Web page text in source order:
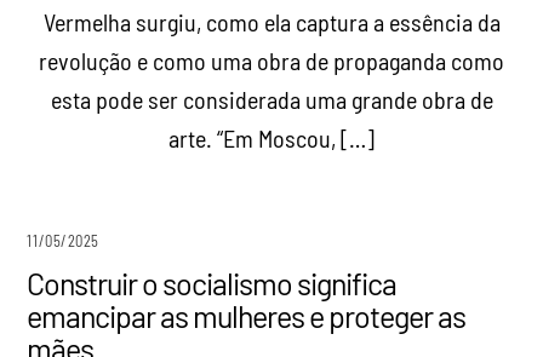
Vermelha surgiu, como ela captura a essência da
revolução e como uma obra de propaganda como
esta pode ser considerada uma grande obra de
arte. “Em Moscou, […]
11/05/2025
Construir o socialismo significa
emancipar as mulheres e proteger as
mães